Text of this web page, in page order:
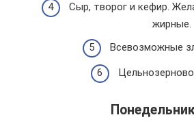
Сыр, творог и кефир.
жирные.
Всевозможные